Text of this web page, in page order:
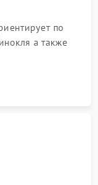
по
а также